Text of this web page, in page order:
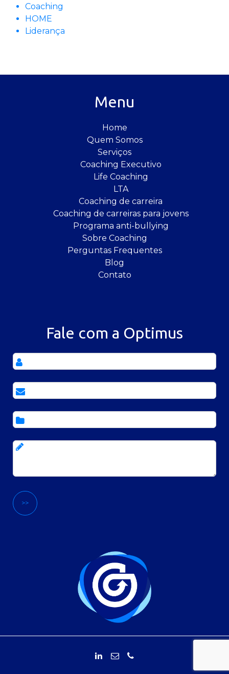
Coaching
HOME
Liderança
Menu
Home
Quem Somos
Serviços
Coaching Executivo
Life Coaching
LTA
Coaching de carreira
Coaching de carreiras para jovens
Programa anti-bullying
Sobre Coaching
Perguntas Frequentes
Blog
Contato
Fale com a Optimus